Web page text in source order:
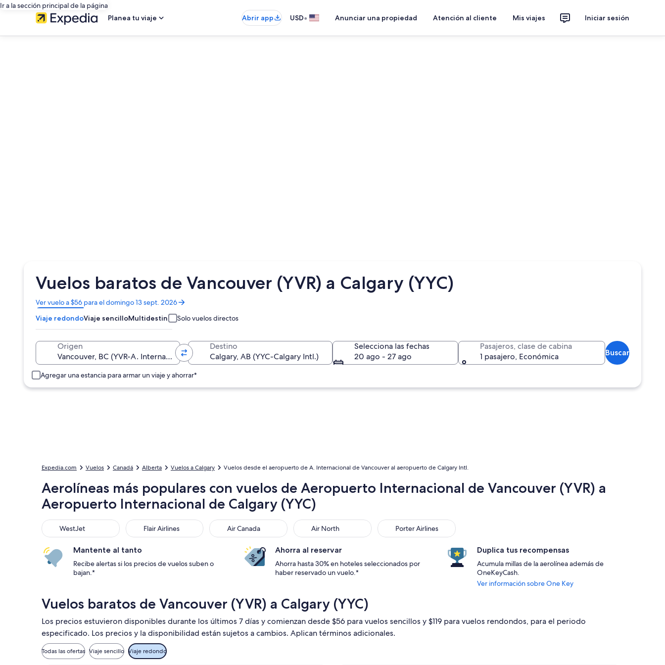
Ir a la sección principal de la página
Planea tu viaje
Abrir app USD• Anunciar una propiedad Atención al cliente Mis viajes Iniciar sesión
Vuelos baratos de Vancouver (YVR) a Calgary (YYC)
Ver vuelo a $56 para el domingo 13 sept. 2026
Se
abrirá
en
una
ventana
Viaje redondoViaje sencilloMultidestino Solo vuelos directos
Origen Destino
Selecciona las fechas
20 ago - 27 ago
Pasajeros, clase de cabina
1 pasajero, Económica
Buscar
Agregar una estancia para armar un viaje y ahorrar*
Expedia.com Vuelos Canadá Alberta Vuelos a Calgary Vuelos desde el aeropuerto de A. Internacional de Vancouver al aeropuerto de Calgary Intl.
Aerolíneas más populares con vuelos de Aeropuerto Internacional de Vancouver (YVR) a
Aeropuerto Internacional de Calgary (YYC)
WestJet
WestJet Flair Airlines
Flair Airlines Air Canada
Air Canada Air North
Air North Porter Airlines
Porter Airlines
Mantente al tanto
Recibe alertas si los precios de vuelos suben o
bajan.*
Ahorra al reservar
Ahorra hasta 30% en hoteles seleccionados por
haber reservado un vuelo.*
Duplica tus recompensas
Acumula millas de la aerolínea además de
OneKeyCash.
Ver información sobre One Key
Vuelos baratos de Vancouver (YVR) a Calgary (YYC)
Los precios estuvieron disponibles durante los últimos 7 días y comienzan desde $56 para vuelos sencillos y $119 para vuelos rendondos, para el periodo
especificado. Los precios y la disponibilidad están sujetos a cambios. Aplican términos adicionales.
Todas las ofertas Viaje sencillo Viaje redondo